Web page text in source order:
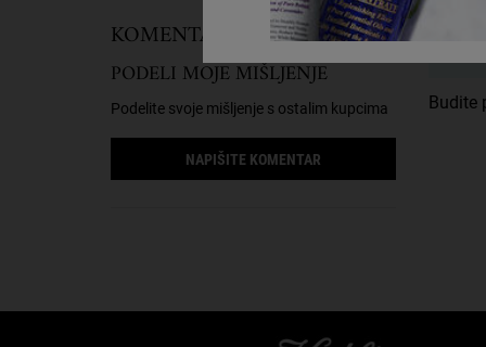
KOMENTARI KUPACA
PODELI MOJE MIŠLJENJE
Podelite svoje mišljenje s ostalim kupcima
NAPIŠITE KOMENTAR
Budite